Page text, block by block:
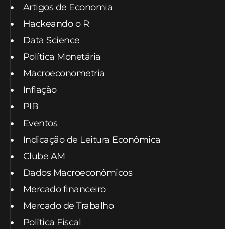
Artigos de Economia
Hackeando o R
Data Science
Política Monetária
Macroeconometria
Inflação
PIB
Eventos
Indicação de Leitura Econômica
Clube AM
Dados Macroeconômicos
Mercado financeiro
Mercado de Trabalho
Política Fiscal